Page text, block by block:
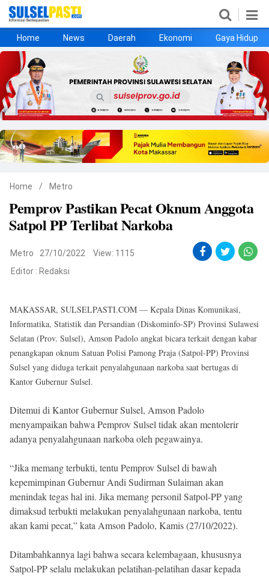
Home
News
Daerah
Ekonomi
Gaya Hidup
Kesehatan
Metro
Nasional
Hukrim
Olahraga
Politik
UMKM
Opini
©
Copyright
2026
Sulselpasti.com
All
Reserved
Home News Daerah Ekonomi Gaya Hidup
Home / Metro
Pemprov Pastikan Pecat Oknum Anggota
Satpol PP Terlibat Narkoba
Metro 27/10/2022
View: 1115
Editor : Redaksi
MAKASSAR, SULSELPASTI.COM — Kepala Dinas Komunikasi,
Informatika, Statistik dan Persandian (Diskominfo-SP) Provinsi Sulawesi
Selatan (Prov. Sulsel), Amson Padolo angkat bicara terkait dengan kabar
penangkapan oknum Satuan Polisi Pamong Praja (Satpol-PP) Provinsi
Sulsel yang diduga terkait penyalahgunaan narkoba saat bertugas di
Kantor Gubernur Sulsel.
Ditemui di Kantor Gubernur Sulsel, Amson Padolo
menyampaikan bahwa Pemprov Sulsel tidak akan mentolerir
adanya penyalahgunaan narkoba oleh pegawainya.
“Jika memang terbukti, tentu Pemprov Sulsel di bawah
kepemimpinan Gubernur Andi Sudirman Sulaiman akan
menindak tegas hal ini. Jika memang personil Satpol-PP yang
dimaksud terbukti melakukan penyalahgunaan narkoba, tentu
akan kami pecat,” kata Amson Padolo, Kamis (27/10/2022).
Ditambahkannya lagi bahwa secara kelembagaan, khususnya
Satpol-PP selalu melakukan pelatihan-pelatihan dasar kepada